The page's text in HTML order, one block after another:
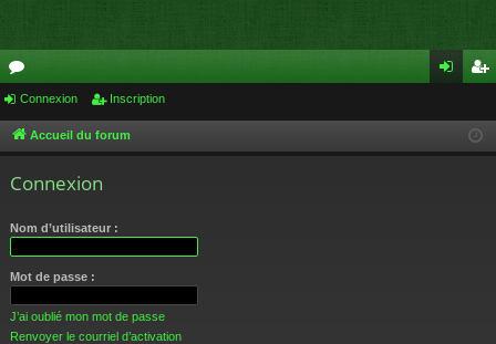
or
u cri
Connexion Inscription
Accueil du forum
Connexion
Nom d’utilisateur :
Mot de passe :
J’ai oublié mon mot de passe
Renvoyer le courriel d’activation